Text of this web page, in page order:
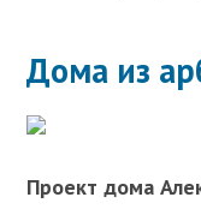
Дома из
Проект дома